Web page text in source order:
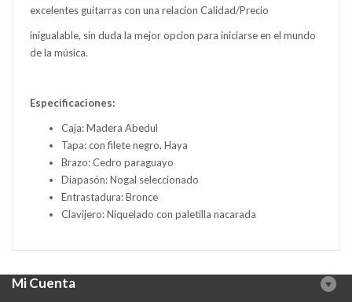
excelentes guitarras con una relacion Calidad/Precio
inigualable, sin duda la mejor opcion para iniciarse en el mundo
de la música.
Especificaciones:
Caja: Madera Abedul
Tapa: con filete negro, Haya
Brazo: Cedro paraguayo
Diapasón: Nogal seleccionado
Entrastadura: Bronce
Clavijero: Niquelado con paletilla nacarada
Mi Cuenta